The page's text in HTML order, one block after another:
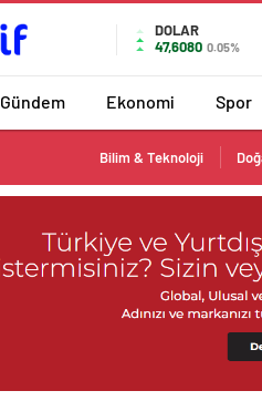
DOLAR
47,6080 0.05%
Gündem Ekonomi Spor
Bilim & Teknoloji